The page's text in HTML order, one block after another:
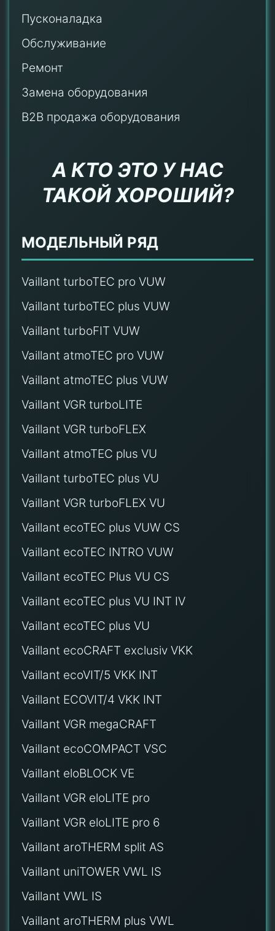
Пусконаладка
Обслуживание
Ремонт
Замена оборудования
B2B продажа оборудования
А КТО ЭТО У НАС
ТАКОЙ ХОРОШИЙ?
МОДЕЛЬНЫЙ РЯД
Vaillant turboTEC pro VUW
Vaillant turboTEC plus VUW
Vaillant turboFIT VUW
Vaillant atmoTEC pro VUW
Vaillant atmoTEC plus VUW
Vaillant VGR turboLITE
Vaillant VGR turboFLEX
Vaillant atmoTEC plus VU
Vaillant turboTEC plus VU
Vaillant VGR turboFLEX VU
Vaillant ecoTEC plus VUW CS
Vaillant ecoTEC INTRO VUW
Vaillant ecoTEC Plus VU CS
Vaillant ecoTEC plus VU INT IV
Vaillant ecoTEC plus VU
Vaillant ecoCRAFT exclusiv VKK
Vaillant ecoVIT/5 VKK INT
Vaillant ECOVIT/4 VKK INT
Vaillant VGR megaCRAFT
Vaillant ecoCOMPACT VSC
Vaillant eloBLOCK VE
Vaillant VGR eloLITE pro
Vaillant VGR eloLITE pro 6
Vaillant aroTHERM split AS
Vaillant uniTOWER VWL IS
Vaillant VWL IS
Vaillant aroTHERM plus VWL